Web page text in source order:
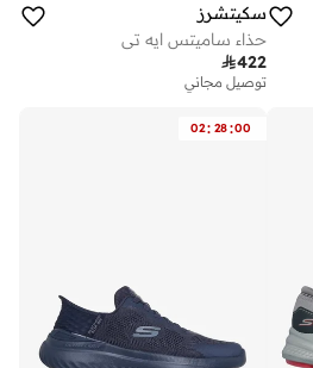
سكيتشرز
حذاء ساميتس ايه تي
422
توصيل مجاني
02: 28:00